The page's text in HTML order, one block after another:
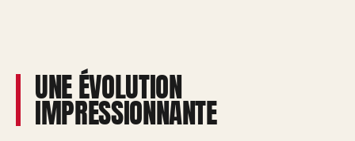
UNE ÉVOLUTION
IMPRESSIONNANTE